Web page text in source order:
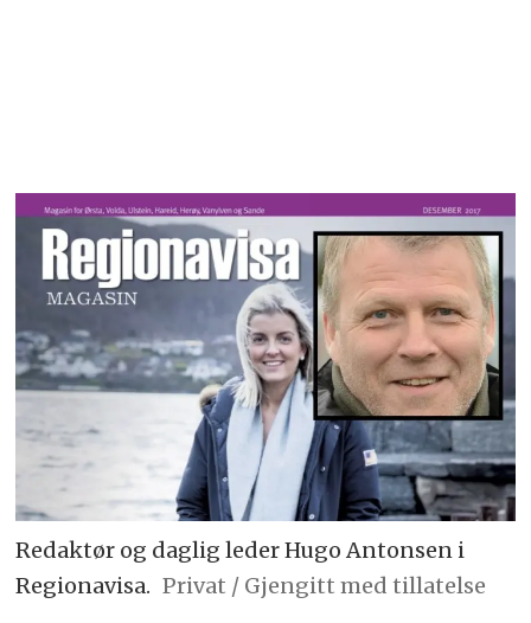
Redaktør og daglig leder Hugo Antonsen i
Regionavisa. Privat / Gjengitt med tillatelse